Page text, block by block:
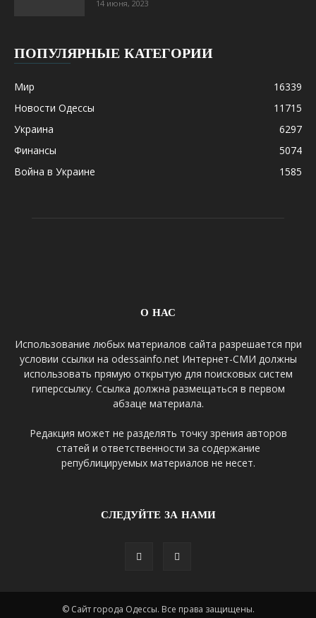
14 июня, 2023
ПОПУЛЯРНЫЕ КАТЕГОРИИ
Мир
16339
Новости Одессы
11715
Украина
6297
Финансы
5074
Война в Украине
1585
О НАС
Использование любых материалов сайта разрешается при
условии ссылки на odessainfo.net Интернет-СМИ должны
использовать прямую открытую для поисковых систем
гиперссылку. Ссылка должна размещаться в первом
абзаце материала.
Редакция может не разделять точку зрения авторов
статей и ответственности за содержание
републицируемых материалов не несет.
СЛЕДУЙТЕ ЗА НАМИ
© Сайт города Одессы. Все права защищены.